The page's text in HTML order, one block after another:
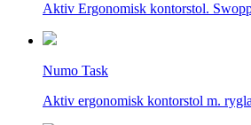
Aktiv Ergonomisk kontorstol.
Numo Task
Aktiv ergonomisk kontorstol m.